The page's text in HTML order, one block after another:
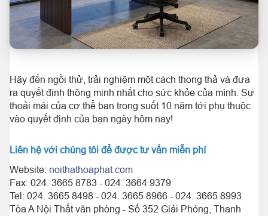
Hãy đến ngồi thử, trải nghiệm một cách thong thả và đưa
ra quyết định thông minh nhất cho sức khỏe của mình. Sự
thoải mái của cơ thể bạn trong suốt 10 năm tới phụ thuộc
vào quyết định của bạn ngày hôm nay!
Liên hệ với chúng tôi để được tư vấn miễn phí
Website: noithathoaphat.com
Fax: 024. 3665 8783 - 024. 3664 9379
Tel: 024. 3665 8498 - 024. 3665 8966 - 024. 3665 8993
Tòa A Nội Thất văn phòng - Số 352 Giải Phóng, Thanh